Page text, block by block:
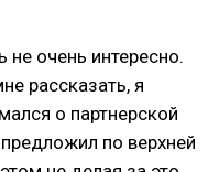
очень интересно.
рассказать, я
о партнерской
по верхней